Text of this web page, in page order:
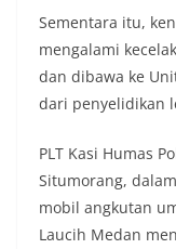
Sabu, Sita
Ini Alasan
Lase
Percepat
Dinas
Kecamatan
Sementara itu,
mengalami
dan dibawa ke
dari penyelidikan
PLT Kasi Humas
Situmorang,
mobil angkutan
Laucih Medan